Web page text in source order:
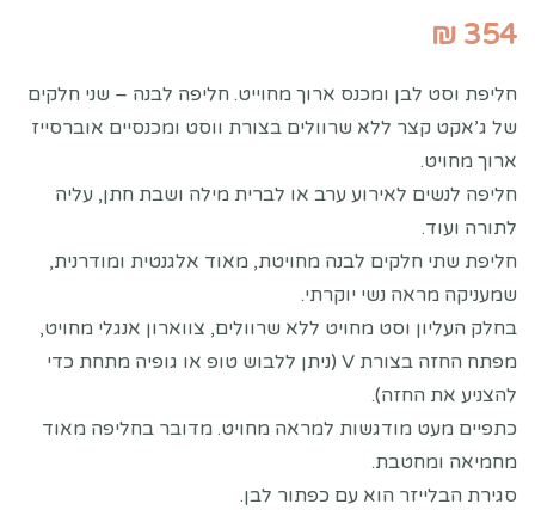
₪ 354
חליפת וסט לבן ומכנס ארוך מחוייט. חליפה לבנה – שני חלקים
של ג’אקט קצר ללא שרוולים בצורת ווסט ומכנסיים אוברסייז
ארוך מחויט.
חליפה לנשים לאירוע ערב או לברית מילה ושבת חתן, עליה
לתורה ועוד.
חליפת שתי חלקים לבנה מחויטת, מאוד אלגנטית ומודרנית,
שמעניקה מראה נשי יוקרתי.
בחלק העליון וסט מחויט ללא שרוולים, צווארון אנגלי מחויט,
מפתח החזה בצורת V (ניתן ללבוש טופ או גופיה מתחת כדי
להצניע את החזה).
כתפיים מעט מודגשות למראה מחויט. מדובר בחליפה מאוד
מחמיאה ומחטבת.
סגירת הבלייזר הוא עם כפתור לבן.